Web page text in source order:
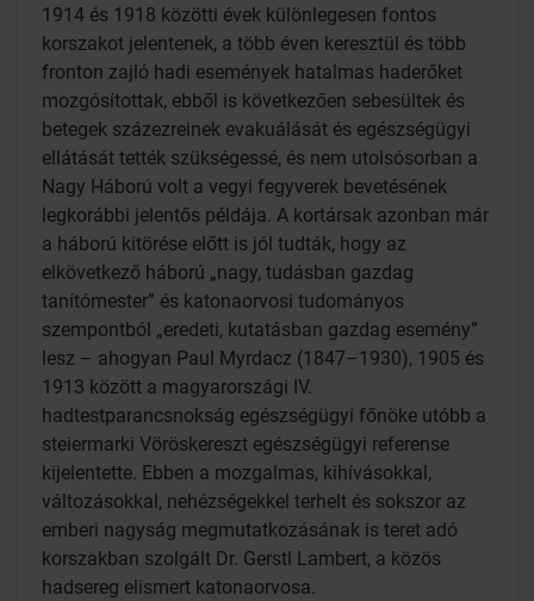
1914 és 1918 közötti évek különlegesen fontos
korszakot jelentenek, a több éven keresztül és több
fronton zajló hadi események hatalmas haderőket
mozgósítottak, ebből is következően sebesültek és
betegek százezreinek evakuálását és egészségügyi
ellátását tették szükségessé, és nem utolsósorban a
Nagy Háború volt a vegyi fegyverek bevetésének
legkorábbi jelentős példája. A kortársak azonban már
a háború kitörése előtt is jól tudták, hogy az
elkövetkező háború „nagy, tudásban gazdag
tanítómester” és katonaorvosi tudományos
szempontból „eredeti, kutatásban gazdag esemény”
lesz – ahogyan Paul Myrdacz (1847–1930), 1905 és
1913 között a magyarországi IV.
hadtestparancsnokság egészségügyi főnöke utóbb a
steiermarki Vöröskereszt egészségügyi referense
kijelentette. Ebben a mozgalmas, kihívásokkal,
változásokkal, nehézségekkel terhelt és sokszor az
emberi nagyság megmutatkozásának is teret adó
korszakban szolgált Dr. Gerstl Lambert, a közös
hadsereg elismert katonaorvosa.